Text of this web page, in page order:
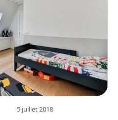
5 juillet 2018